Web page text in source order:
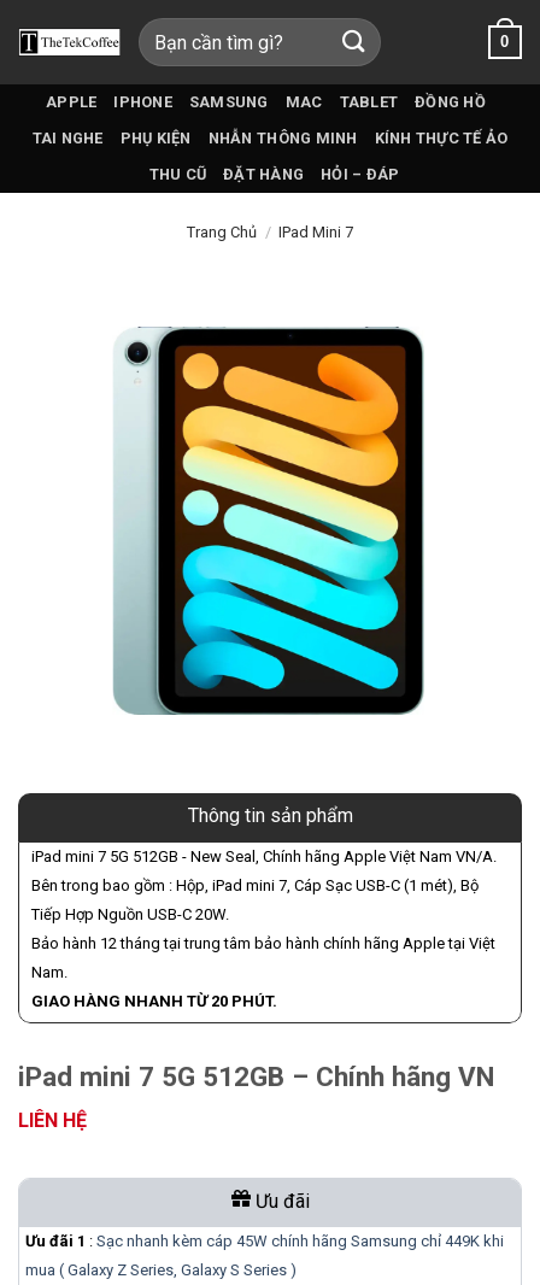
qua
Tìm
kiếm:
0
APPLE IPHONE SAMSUNG MAC TABLET
ĐỒNG HỒ
TAI NGHE
PHỤ KIỆN NHẪN THÔNG MINH
KÍNH THỰC TẾ ẢO
THU CŨ
ĐẶT HÀNG HỎI – ĐÁP
Trang Chủ / IPad Mini 7
Thông tin sản phẩm
iPad mini 7 5G 512GB - New Seal, Chính hãng Apple Việt Nam VN/A.
Bên trong bao gồm : Hộp, iPad mini 7, Cáp Sạc USB-C (1 mét), Bộ
Tiếp Hợp Nguồn USB-C 20W.
Bảo hành 12 tháng tại trung tâm bảo hành chính hãng Apple tại Việt
Nam.
GIAO HÀNG NHANH TỪ 20 PHÚT.
iPad mini 7 5G 512GB – Chính hãng VN
LIÊN HỆ
Ưu đãi
Ưu đãi 1 : Sạc nhanh kèm cáp 45W chính hãng Samsung chỉ 449K khi
mua ( Galaxy Z Series, Galaxy S Series )